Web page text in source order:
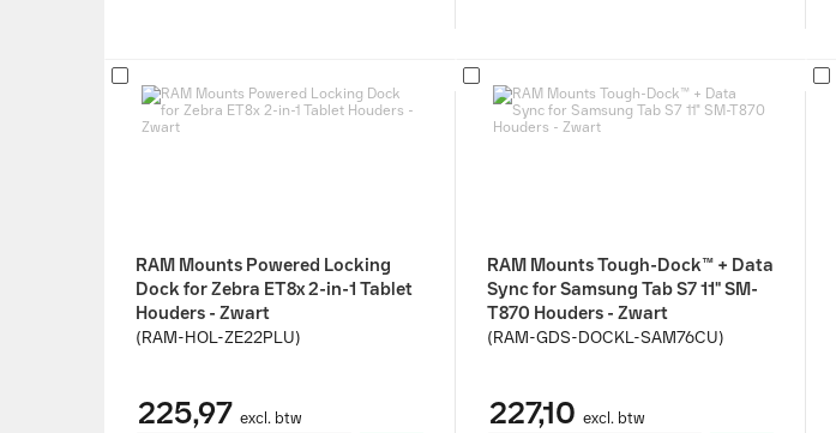
RAM Mounts Powered Locking
Dock for Zebra ET8x 2-in-1 Tablet
Houders - Zwart
(RAM-HOL-ZE22PLU)
225,97 excl. btw
RAM Mounts Tough-Dock™ + Data
Sync for Samsung Tab S7 11" SM-
T870 Houders - Zwart
(RAM-GDS-DOCKL-SAM76CU)
227,10 excl. btw